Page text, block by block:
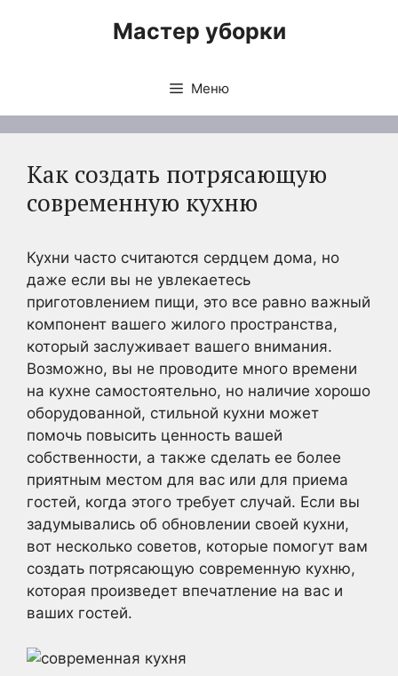
Мастер уборки
Меню
Как создать потрясающую
современную кухню
Кухни часто считаются сердцем дома, но
даже если вы не увлекаетесь
приготовлением пищи, это все равно важный
компонент вашего жилого пространства,
который заслуживает вашего внимания.
Возможно, вы не проводите много времени
на кухне самостоятельно, но наличие хорошо
оборудованной, стильной кухни может
помочь повысить ценность вашей
собственности, а также сделать ее более
приятным местом для вас или для приема
гостей, когда этого требует случай. Если вы
задумывались об обновлении своей кухни,
вот несколько советов, которые помогут вам
создать потрясающую современную кухню,
которая произведет впечатление на вас и
ваших гостей.